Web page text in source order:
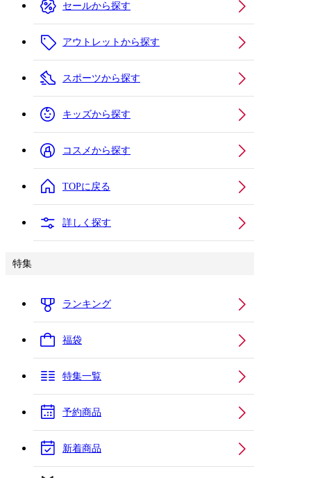
セールから探す
アウトレットから探す
スポーツから探す
キッズから探す
コスメから探す
TOPに戻る
詳しく探す
特集
ランキング
福袋
特集一覧
予約商品
新着商品